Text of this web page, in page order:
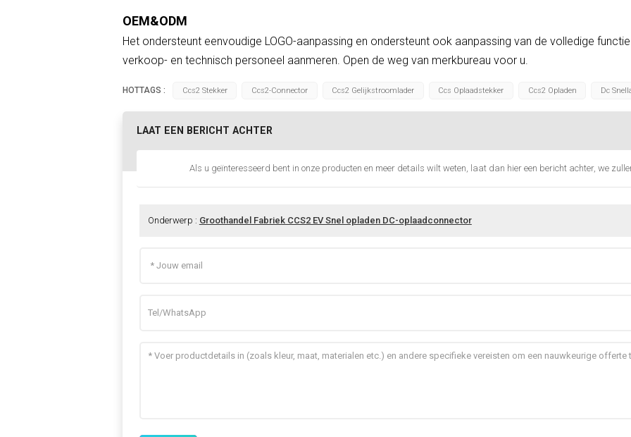
OEM&ODM
Het ondersteunt eenvoudige LOGO-aanpassing en ondersteunt ook aanpassing van de volledige
verkoop- en technisch personeel aanmeren. Open de weg van merkbureau voor u.
HOTTAGS : Ccs2 Stekker Ccs2-Connector Ccs2 Gelijkstroomlader Ccs Oplaadstekker Ccs2 Opladen Dc
LAAT EEN BERICHT ACHTER
Als u geïnteresseerd bent in onze producten en meer details wilt weten, laat dan hier een bericht achter, we
Onderwerp : Groothandel Fabriek CCS2 EV Snel opladen DC-oplaadconnector